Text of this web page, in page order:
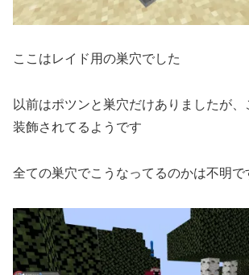
ここはレイド用の巣穴でした
以前はポツンと巣穴だけありましたが
装飾されてるようです
全ての巣穴でこうなってるのかは不明で